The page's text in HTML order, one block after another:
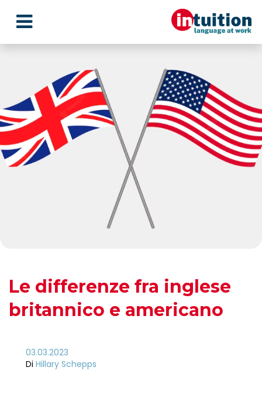
Le differenze fra inglese
britannico e americano
03.03.2023
Di Hillary Schepps